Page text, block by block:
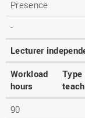
Presence
-
Lecturer
Workload
hours
Type
90